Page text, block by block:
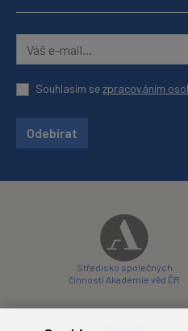
Souhlasím sezpracováním
Odebírat
Středisko společných
činností Akademie věd ČR